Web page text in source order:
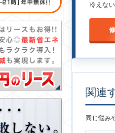
冷えな
関連
同じ悩み